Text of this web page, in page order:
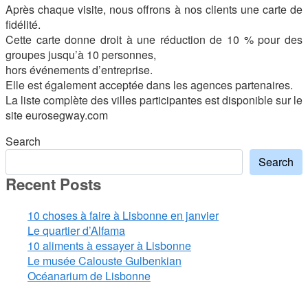
Après chaque visite, nous offrons à nos clients une carte de
fidélité.
Cette carte donne droit à une réduction de 10 % pour des
groupes jusqu’à 10 personnes,
hors événements d’entreprise.
Elle est également acceptée dans les agences partenaires.
La liste complète des villes participantes est disponible sur le
site eurosegway.com
Search
Search
Recent Posts
10 choses à faire à Lisbonne en janvier
Le quartier d’Alfama
10 aliments à essayer à Lisbonne
Le musée Calouste Gulbenkian
Océanarium de Lisbonne